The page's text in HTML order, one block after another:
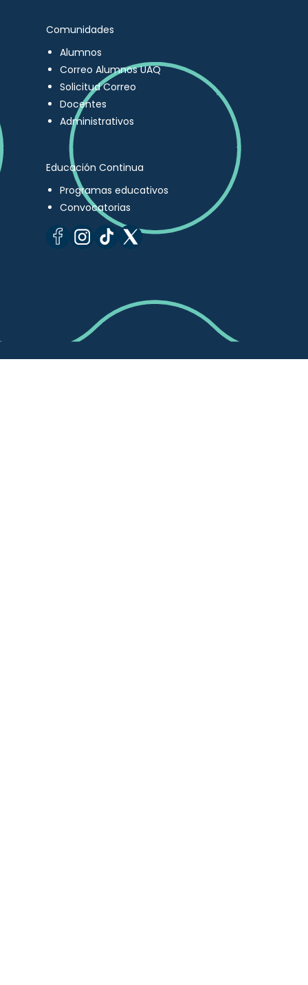
Comunidades
Alumnos
Correo Alumnos UAQ
Solicitud Correo
Docentes
Administrativos
Educación Continua
Programas educativos
Convocatorias